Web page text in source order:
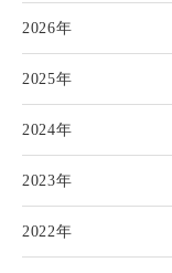
2026年
2025年
2024年
2023年
2022年